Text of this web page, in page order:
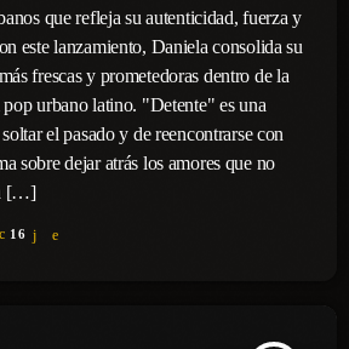
que refleja su autenticidad, fuerza y
este lanzamiento, Daniela consolida su
frescas y prometedoras dentro de la
urbano latino. "Detente" es una
el pasado y de reencontrarse con
sobre dejar atrás los amores que no
[…]
16